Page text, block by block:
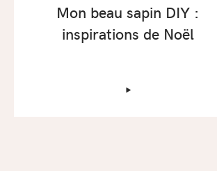
Mon beau sapin DIY :
inspirations de Noël
‣